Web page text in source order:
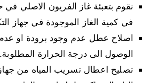
نقوم بتعبئة غاز الفريون الاصلي
في كمية الغاز الموجودة في جهاز
اصلاح عطل عدم وجود برودة او
الوصول الى درجة الحرارة المطلوبة.
تصليح اعطال تسريب المياه من جهاز